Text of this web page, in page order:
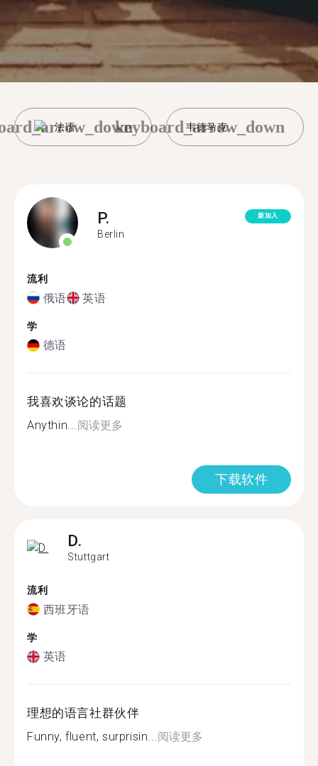
法语 韦德马克
keyboard_arrow_down
P.
Berlin
新加入
流利
俄语 英语
学
德语
我喜欢谈论的话题
Anythin...阅读更多
下载软件
D.
Stuttgart
流利
西班牙语
学
英语
理想的语言社群伙伴
Funny, fluent, surprisin...阅读更多